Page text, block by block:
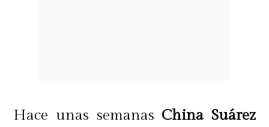
Hace unas semanas China Suárez